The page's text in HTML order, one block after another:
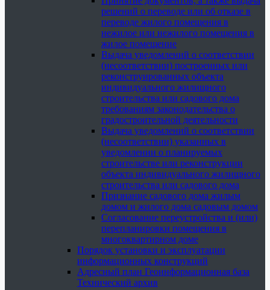
решений о переводе или об отказе в
переводе жилого помещения в
нежилое или нежилого помещения в
жилое помещение
Выдача уведомлений о соответствии
(несоответствии) построенных или
реконструированных объекта
индивидуального жилищного
строительства или садового дома
требованиям законодательства о
градостроительной деятельности
Выдача уведомлений о соответствии
(несоответствии) указанных в
уведомлении о планируемых
строительстве или реконструкции
объекта индивидуального жилищного
строительства или садового дома
Признание садового дома жилым
домом и жилого дома садовым домом
Согласование переустройства и (или)
перепланировки помещения в
многоквартирном доме
Порядок установки и эксплуатации
информационных конструкций
Адресный план Геоинформационная база
Технический архив